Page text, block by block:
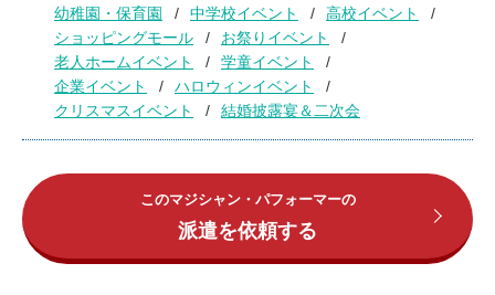
幼稚園・保育園
中学校イベント
高校イベント
ショッピングモール
お祭りイベント
老人ホームイベント
学童イベント
企業イベント
ハロウィンイベント
クリスマスイベント
結婚披露宴＆二次会
このマジシャン・パフォーマーの
派遣を依頼する